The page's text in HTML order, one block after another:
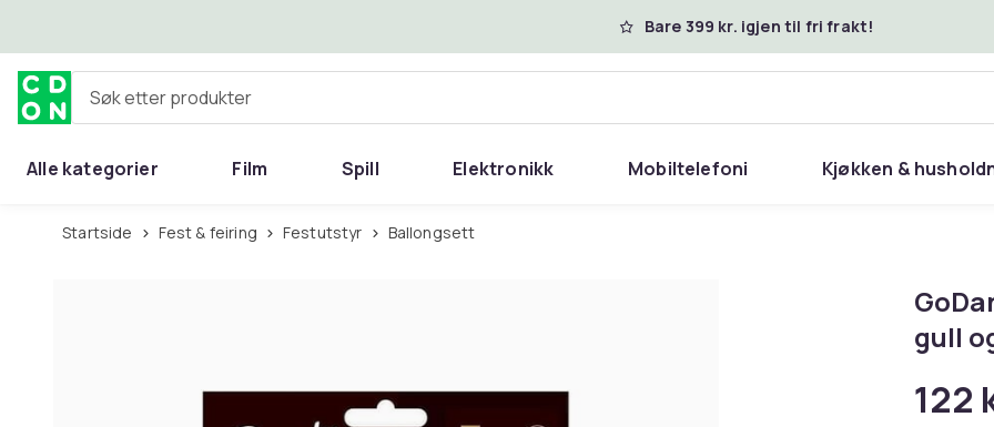
Bare 399 kr. igjen til fri frakt!
Søk etter produkter
Alle kategorier Film Spill Elektronikk Mobiltelefoni Kjøkken &
Startside Fest & feiring Festutstyr Ballongsett
gull
122